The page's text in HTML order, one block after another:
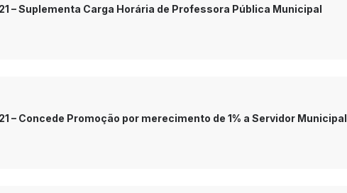
– Suplementa Carga Horária de Professora Pública Municipal
– Concede Promoção por merecimento de 1% a Servidor Municipal